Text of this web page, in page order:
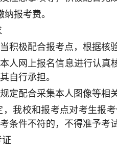
报考费。
积极配合报考点，根据核
人网上报名信息进行认
自行承担。
定配合采集本人图像等相
，我校和报考点对考生报
条件不符的，不得准予
证